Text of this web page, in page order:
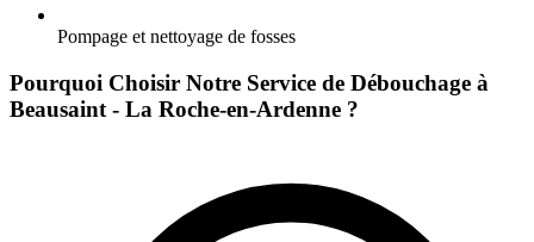
Pompage et nettoyage de fosses
Pourquoi Choisir Notre Service de Débouchage à
Beausaint - La Roche-en-Ardenne ?